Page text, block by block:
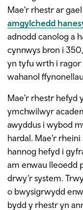
Mae'r rhestr ar gael
amgylchedd
adnodd canolog a
cynnwys bron i
yn tyfu wrth i ragor
wahanol
Mae'r rhestr hefyd
ymchwilwyr
awyddus i wybod
hardal. Mae'r
hannog hefyd i
am enwau lleoedd
drwy’r system.
o bwysigrwydd
bydd y rhestr yn